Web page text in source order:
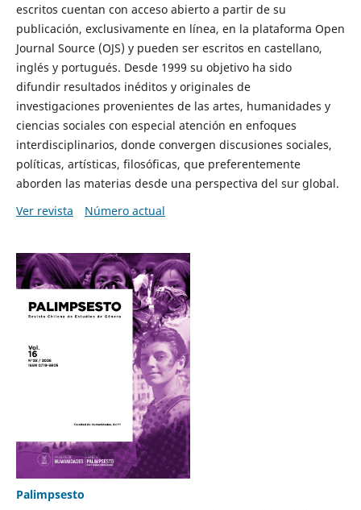
escritos cuentan con acceso abierto a partir de su
publicación, exclusivamente en línea, en la plataforma Open
Journal Source (OJS) y pueden ser escritos en castellano,
inglés y portugués. Desde 1999 su objetivo ha sido
difundir resultados inéditos y originales de
investigaciones provenientes de las artes, humanidades y
ciencias sociales con especial atención en enfoques
interdisciplinarios, donde convergen discusiones sociales,
políticas, artísticas, filosóficas, que preferentemente
aborden las materias desde una perspectiva del sur global.
Ver revista
Número actual
Palimpsesto